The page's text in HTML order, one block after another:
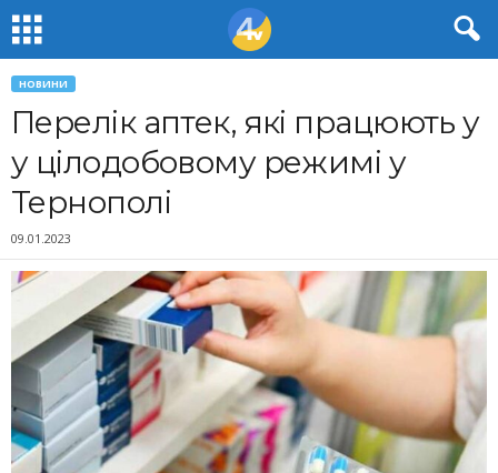
НОВИНИ
Перелік аптек, які працюють у
у цілодобовому режимі у
Тернополі
09.01.2023